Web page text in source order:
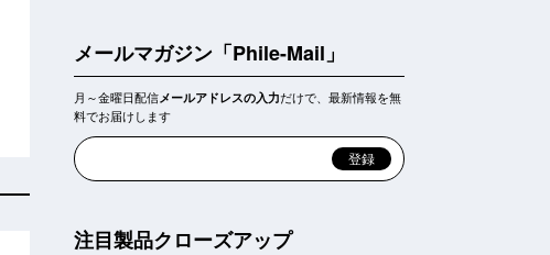
メールマガジン「Phile-Mail」
月～金曜日配信メールアドレスの入力だけで、最新情報を無
料でお届けします
注目製品クローズアップ